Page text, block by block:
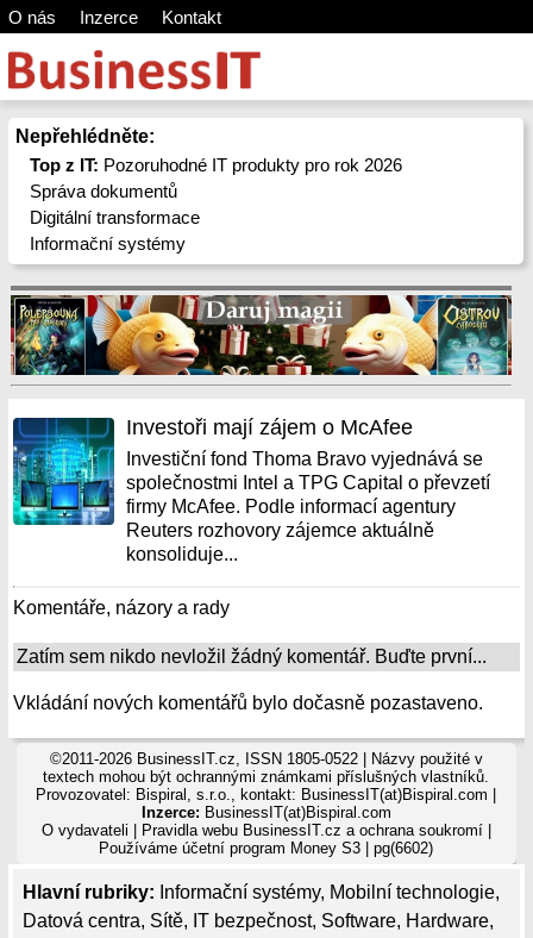
O nás Inzerce Kontakt
Nepřehlédněte:
Top z IT: Pozoruhodné IT produkty pro rok 2026
Správa dokumentů
Digitální transformace
Informační systémy
Hlavní rubriky: Informační systémy, Mobilní technologie,
Datová centra, Sítě, IT bezpečnost, Software, Hardware,
Investoři mají zájem o McAfee
Investiční fond Thoma Bravo vyjednává se
společnostmi Intel a TPG Capital o převzetí
firmy McAfee. Podle informací agentury
Reuters rozhovory zájemce aktuálně
konsoliduje...
Komentáře, názory a rady
Zatím sem nikdo nevložil žádný komentář. Buďte první...
Vkládání nových komentářů bylo dočasně pozastaveno.
©2011-2026 BusinessIT.cz, ISSN 1805-0522 | Názvy použité v
textech mohou být ochrannými známkami příslušných vlastníků.
Provozovatel: Bispiral, s.r.o., kontakt: BusinessIT(at)Bispiral.com |
Inzerce: BusinessIT(at)Bispiral.com
O vydavateli
Pravidla webu BusinessIT.cz a ochrana soukromí|
Používámeúčetní program Money S3 | pg(6602)